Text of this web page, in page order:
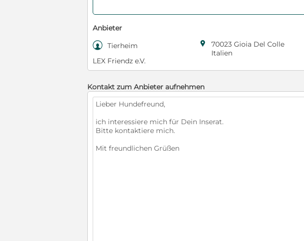
Anbieter
 Tierheim
LEX Friendz e.V.

70023 Gioia Del Colle
Italien
Kontakt zum Anbieter aufnehmen